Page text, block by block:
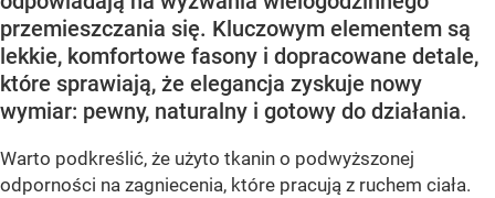
przemieszczania się. Kluczowym elementem są
lekkie, komfortowe fasony i dopracowane detale,
które sprawiają, że elegancja zyskuje nowy
wymiar: pewny, naturalny i gotowy do działania.
Warto podkreślić, że użyto tkanin o podwyższonej
odporności na zagniecenia, które pracują z ruchem ciała.